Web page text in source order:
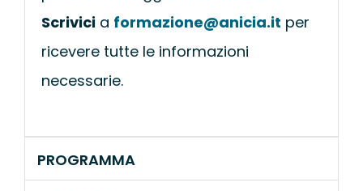
Scrivicia formazione@anicia.it per
ricevere tutte le informazioni
necessarie.
PROGRAMMA